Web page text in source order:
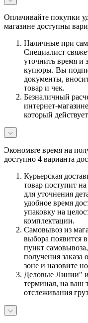
Оплачивайте покупки
магазине доступны
Наличные при
Специалист
уточнить время и
купюры. Вы
документы,
товар и чек.
Безналичный
интернет-
который
Экономьте время на
доступно 4 варианта
Курьерская
товар поступит
для уточнения
удобное время
упаковку на
комплектации.
Самовывоз из
выбора появится
пункт
получения заказа
зоне и назовите
Деловые Линии"
терминал, на ваш
отслеживания